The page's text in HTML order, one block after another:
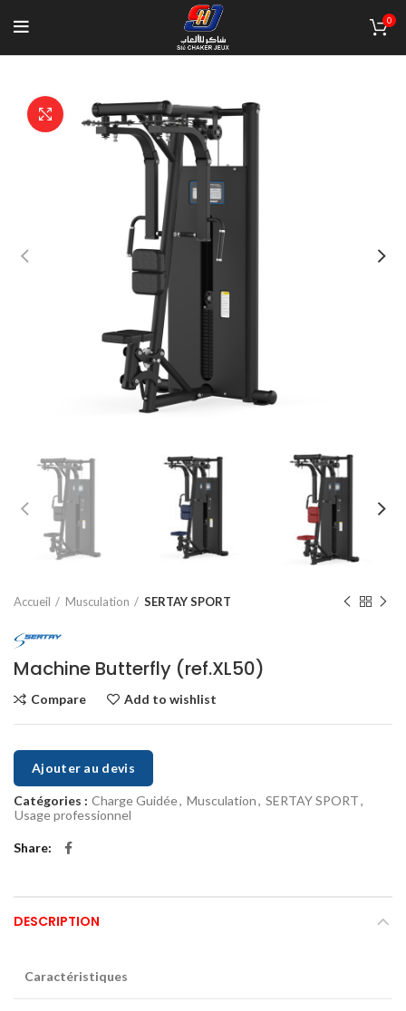
0
Click to enlarge
Accueil Musculation SERTAY SPORT
Machine Butterfly (ref.XL50)
Compare Add to wishlist
Ajouter au devis
Catégories : Charge Guidée, Musculation, SERTAY SPORT,
Usage professionnel
Share
DESCRIPTION
Caractéristiques